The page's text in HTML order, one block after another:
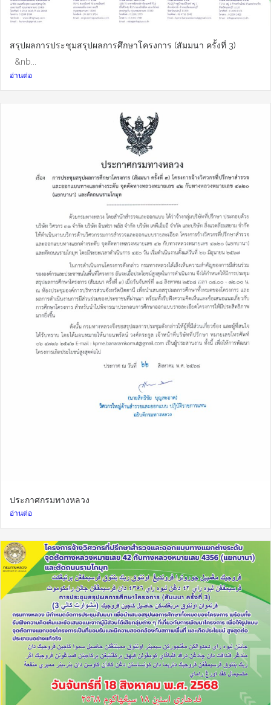
สรุปผลการประชุมสรุปผลการศึกษาโครงการ (สัมมนา ครั้งที่ 3)
&nb...
อ่านต่อ
ประกาศกรมทางหลวง
อ่านต่อ